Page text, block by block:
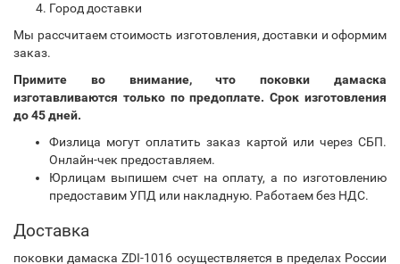
Город доставки
Мы рассчитаем стоимость изготовления, доставки и оформим
заказ.
Примите во внимание, что поковки дамаска
изготавливаются только по предоплате. Срок изготовления
до 45 дней.
Физлица могут оплатить заказ картой или через СБП.
Онлайн-чек предоставляем.
Юрлицам выпишем счет на оплату, а по изготовлению
предоставим УПД или накладную. Работаем без НДС.
Доставка
поковки дамаска ZDI-1016 осуществляется в пределах России